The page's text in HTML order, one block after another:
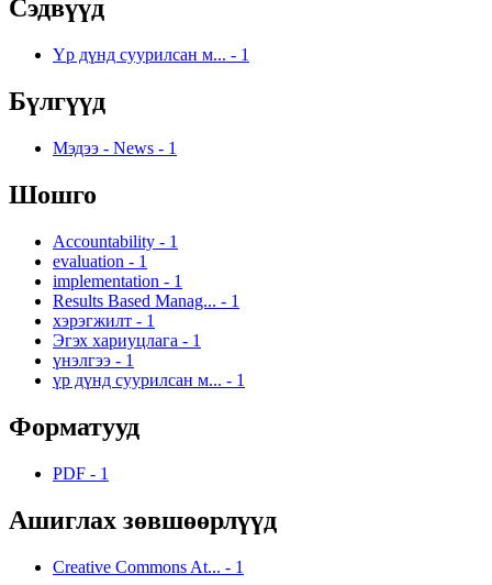
Сэдвүүд
Үр дүнд суурилсан м... - 1
Бүлгүүд
Мэдээ - News - 1
Шошго
Accountability - 1
evaluation - 1
implementation - 1
Results Based Manag... - 1
хэрэгжилт - 1
Эгэх хариуцлага - 1
үнэлгээ - 1
үр дүнд суурилсан м... - 1
Форматууд
PDF - 1
Ашиглах зөвшөөрлүүд
Creative Commons At... - 1